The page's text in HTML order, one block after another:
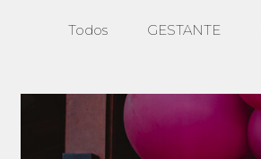
Todos GESTANTE